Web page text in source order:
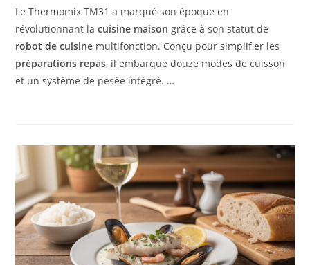
Le Thermomix TM31 a marqué son époque en
révolutionnant lacuisine maison grâce à son statut de
robot de cuisine multifonction. Conçu pour simplifier les
préparations repas, il embarque douze modes de cuisson
et un système de pesée intégré. …